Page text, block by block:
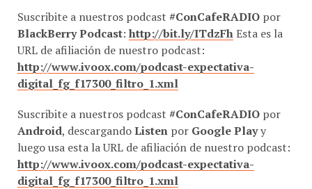
BlackBerry Podcast:http://bit.ly/ITdzFhEsta es la
URL de afiliación de nuestro podcast:
http://www.ivoox.com/podcast-expectativa-
digital_fg_f17300_filtro_1.xml
Android, descargandoListen porGoogle Playy
luego usa esta la URL de afiliación de nuestro podcast:
http://www.ivoox.com/podcast-expectativa-
digital_fg_f17300_filtro_1.xml